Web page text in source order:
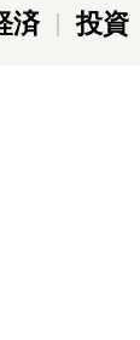
済 投資